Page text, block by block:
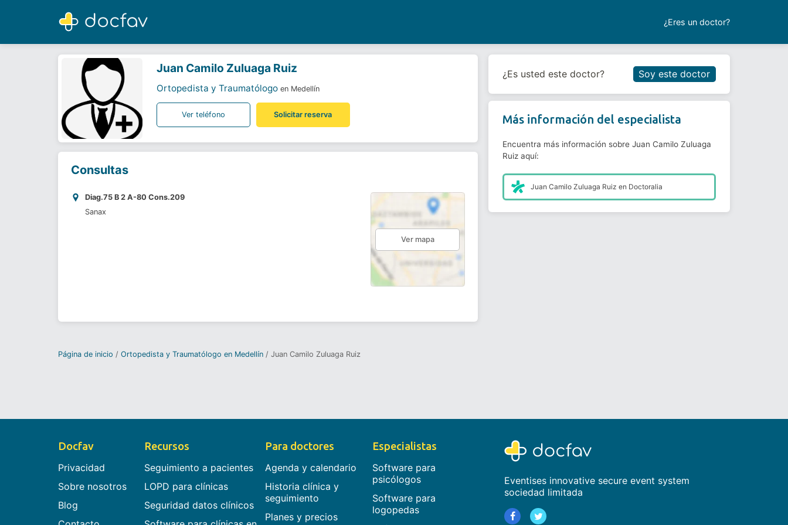
¿Eres un doctor?
Juan Camilo Zuluaga Ruiz
Ortopedista y Traumatólogo
Reservar cita
Juan Camilo Zuluaga Ruiz
Ortopedista y Traumatólogo en Medellín
Ver teléfono Solicitar reserva
Consultas
Diag.75 B 2 A-80 Cons.209
Sanax
Ver mapa
¿Es usted este doctor? Soy este doctor
Más información del especialista
Encuentra más información sobre Juan Camilo Zuluaga
Ruiz aquí:
Juan Camilo Zuluaga Ruiz en Doctoralia
Página de inicio Ortopedista y Traumatólogo en Medellín Juan Camilo Zuluaga Ruiz
Docfav
Privacidad
Sobre nosotros
Blog
Recursos
Seguimiento a pacientes
LOPD para clínicas
Seguridad datos clínicos
Para doctores
Agenda y calendario
Historia clínica y
seguimiento
Planes y precios
Especialistas
Software para
psicólogos
Software para
logopedas
Eventises innovative secure event system
sociedad limitada